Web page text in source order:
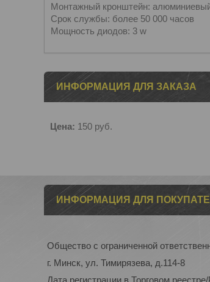
Mонтажный кронштейн:
Срок службы: более 50 000 часов
Мощность диодов: 3 w
ИНФОРМАЦИЯ ДЛЯ ЗАКАЗА
Цена: 150 руб.
ИНФОРМАЦИЯ ДЛЯ
Общество с ограниченной
г. Минск, ул. Тимирязева, д.114-8
Дата регистрации в Торговом